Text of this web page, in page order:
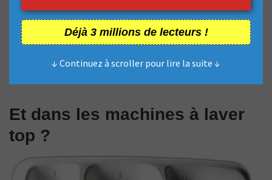
Déjà 3 millions de lecteurs !
↓ Continuez à scroller pour lire la suite ↓
Et dans les machines à laver
top ?